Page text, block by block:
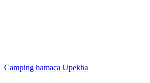
Camping hamaca Upekha